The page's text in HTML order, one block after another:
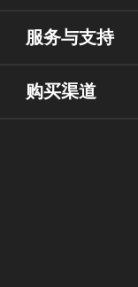
服务与支持
购买渠道